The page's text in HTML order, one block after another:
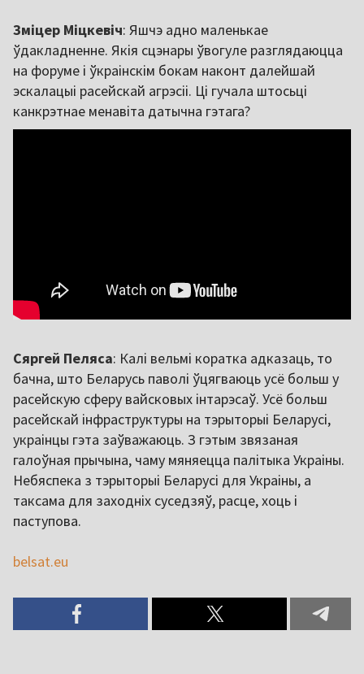
Зміцер Міцкевіч: Яшчэ адно маленькае
ўдакладненне. Якія сцэнары ўвогуле разглядаюцца
на форуме і ўкраінскім бокам наконт далейшай
эскалацыі расейскай агрэсіі. Ці гучала штосьці
канкрэтнае менавіта датычна гэтага?
Сяргей Пеляса: Калі вельмі коратка адказаць, то
бачна, што Беларусь паволі ўцягваюць усё больш у
расейскую сферу вайсковых інтарэсаў. Усё больш
расейскай інфраструктуры на тэрыторыі Беларусі,
украінцы гэта заўважаюць. З гэтым звязаная
галоўная прычына, чаму мяняецца палітыка Украіны.
Небяспека з тэрыторыі Беларусі для Украіны, а
таксама для заходніх суседзяў, расце, хоць і
паступова.
belsat.eu